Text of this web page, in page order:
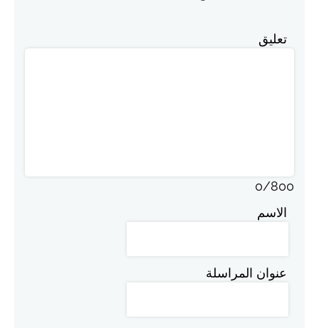
تعليق
0/800
الاسم
عنوان المراسلة